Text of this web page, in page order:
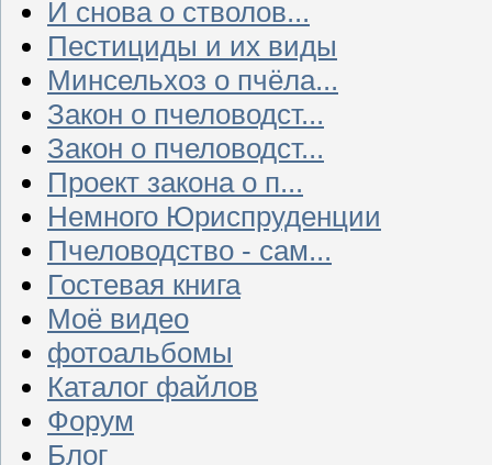
И снова о стволов...
Пестициды и их виды
Минсельхоз о пчёла...
Закон о пчеловодст...
Закон о пчеловодст...
Проект закона о п...
Немного Юриспруденции
Пчеловодство - сам...
Гостевая книга
Моё видео
фотоальбомы
Каталог файлов
Форум
Блог